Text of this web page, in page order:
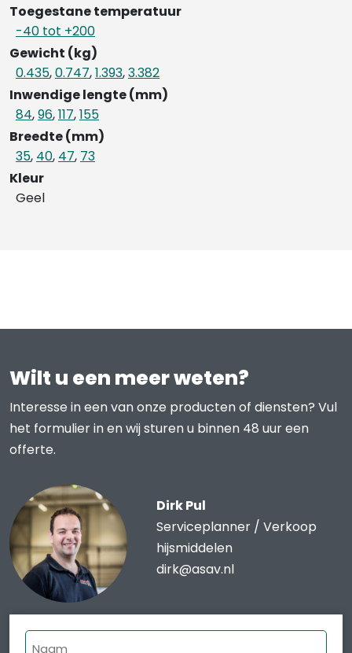
Toegestane temperatuur
-40 tot +200
Gewicht (kg)
0.435,0.747,1.393,3.382
Inwendige lengte (mm)
84,96,117,155
Breedte (mm)
35, 40, 47, 73
Kleur
Geel
Wilt u een meer weten?
Interesse in een van onze producten of diensten? Vul
het formulier in en wij sturen u binnen 48 uur een
offerte.
Dirk Pul
Serviceplanner / Verkoop
hijsmiddelen
dirk@asav.nl
Naam